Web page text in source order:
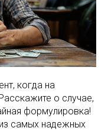
когда на
о случае,
формулировка!
самых надежных